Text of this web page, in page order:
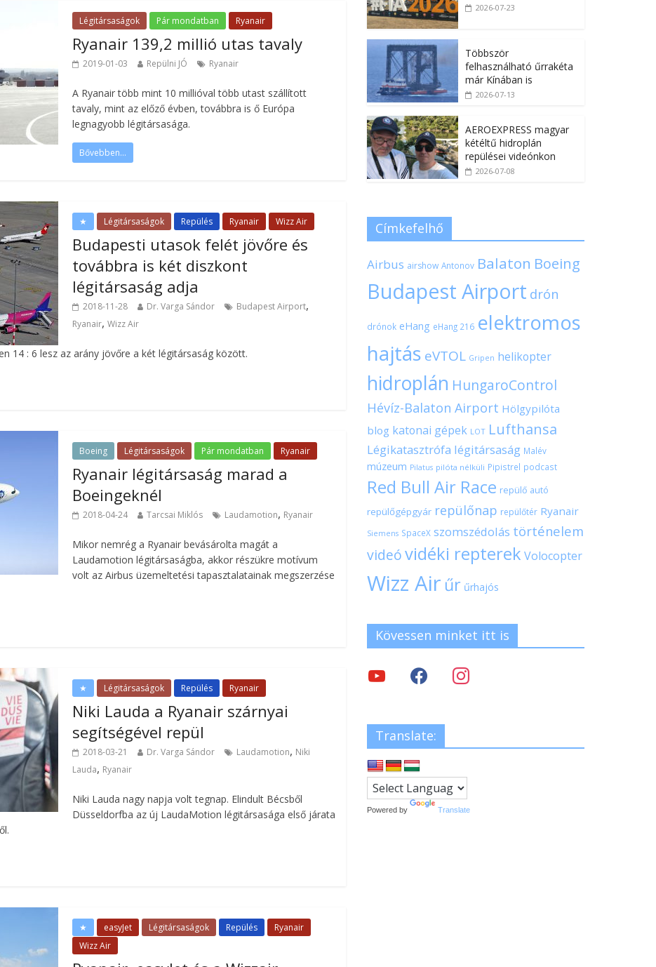
Légitársaságok Pár mondatban Ryanair
Ryanair 139,2 millió utas tavaly
2019-01-03 Repülni JÓ Ryanair
A Ryanair több mint 10 millióval több utast szállított
tavaly, mint az előző évben, továbbra is ő Európa
legnagyobb légitársasága.
Bővebben...
★ Légitársaságok Repülés Ryanair Wizz Air
Budapesti utasok felét jövőre és
továbbra is két diszkont
légitársaság adja
2018-11-28 Dr. Varga Sándor Budapest Airport,
Ryanair, Wizz Air
14 : 6 lesz az arány jövőre a két légitársaság között.
Boeing Légitársaságok Pár mondatban Ryanair
Ryanair légitársaság marad a
Boeingeknél
2018-04-24 Tarcsai Miklós Laudamotion, Ryanair
Mikor nemrég a Ryanair bevásárolta magát a
Laudamotion légitársaságba, akkor részükre motívum
volt az Airbus üzemeltetési tapasztalatainak megszerzése
★ Légitársaságok Repülés Ryanair
Niki Lauda a Ryanair szárnyai
segítségével repül
2018-03-21 Dr. Varga Sándor Laudamotion, Niki
Lauda, Ryanair
Niki Lauda nagy napja volt tegnap. Elindult Bécsből
Düsseldorfba az új LaudaMotion légitársasága első járata
★ easyJet Légitársaságok Repülés
Ryanair
Wizz Air
2026-07-23
Többször
felhasználható űrrakéta
már Kínában is
2026-07-13
AEROEXPRESS magyar
kétéltű hidroplán
repülései videónkon
2026-07-08
Címkefelhő
Airbus airshow Antonov Balaton Boeing
Budapest Airport drón
drónok eHang eHang 216 elektromos
hajtás eVTOL Gripen helikopter
hidroplán HungaroControl
Hévíz-Balaton Airport Hölgypilóta
blog katonai gépek LOT Lufthansa
Légikatasztrófa légitársaság Malév
múzeum Pilatus pilóta nélküli Pipistrel podcast
Red Bull Air Race repülő autó
repülőgépgyár repülőnap repülőtér Ryanair
Siemens SpaceX szomszédolás történelem
videóvidéki repterek Volocopter
Wizz Air űr űrhajós
Kövessen minket itt is
Translate:
Powered by Translate